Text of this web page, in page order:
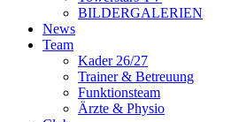
BILDERGALERIEN
News
Team
Kader 26/27
Trainer & Betreuung
Funktionsteam
Ärzte & Physio